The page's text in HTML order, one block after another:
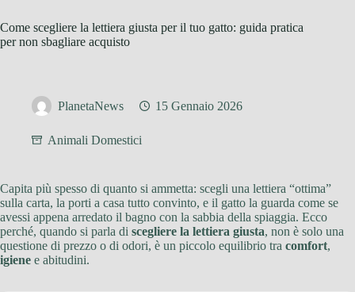
Come scegliere la lettiera giusta per il tuo gatto: guida pratica
per non sbagliare acquisto
PlanetaNews 15 Gennaio 2026
Animali Domestici
Capita più spesso di quanto si ammetta: scegli una lettiera “ottima”
sulla carta, la porti a casa tutto convinto, e il gatto la guarda come se
avessi appena arredato il bagno con la sabbia della spiaggia. Ecco
perché, quando si parla di scegliere la lettiera giusta, non è solo una
questione di prezzo o di odori, è un piccolo equilibrio tra comfort,
igiene e abitudini.